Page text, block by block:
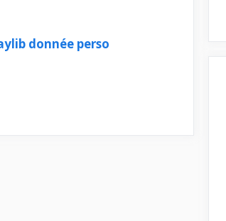
donnée perso